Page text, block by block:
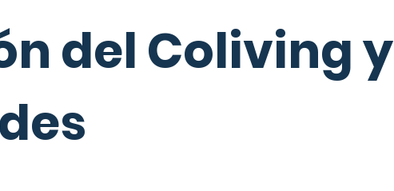
del Coliving y